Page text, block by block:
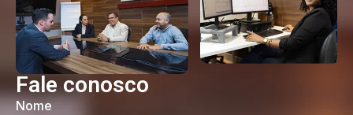
Fale conosco
Nome